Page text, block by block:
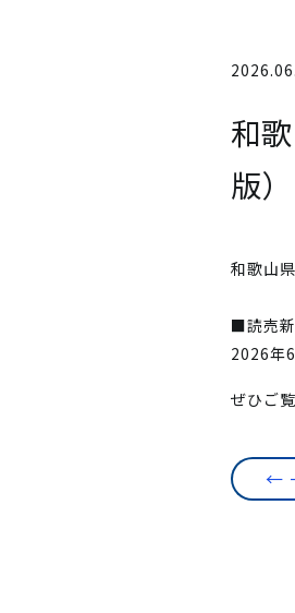
和
版
和歌山
■読売
2026年
ぜひご
←